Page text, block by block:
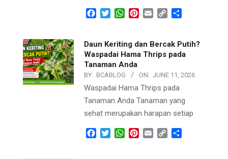
Facebook
TwitterWhatsApp
Pinterest
Email Copy
Daun Keriting dan Bercak Putih?
Waspadai Hama Thrips pada
Tanaman Anda
BY: BCABLOG ON: JUNE 11, 2026
Waspadai Hama Thrips pada
Tanaman Anda Tanaman yang
sehat merupakan harapan setiap
Facebook
TwitterWhatsApp
Pinterest
Email Copy